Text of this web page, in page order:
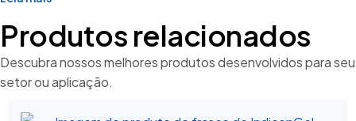
Produtos relacionados
Descubra nossos melhores produtos desenvolvidos para seu
setor ou aplicação.